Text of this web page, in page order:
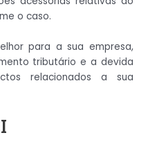
o caso.
para a sua empresa,
tributário e a devida
relacionados a sua